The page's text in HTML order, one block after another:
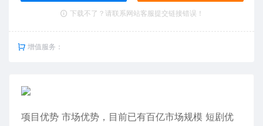
下载不了？请联系网站客服提交链接错误！
增值服务：
项目优势 市场优势，目前已有百亿市场规模 短剧优